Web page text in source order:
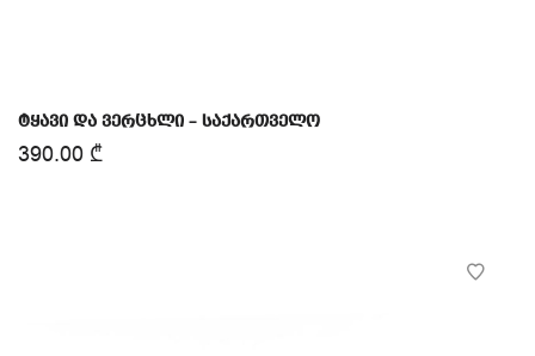
ტყავი და ვერცხლი – საქართველო
390.00 ₾